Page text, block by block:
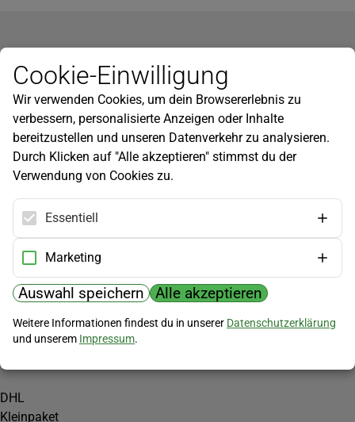
Newsletter
Infos zu neuen Produkten, Gartentipps und mehr findest du in
unserem Newsletter!
Jetzt anmelden
Hilfe
Kundenservice
Widerrufsbelehrung
Versandkosten
Zahlungsmöglichkeiten
PayPal
Vorkasse
Versand
DHL
Kleinpaket
Cookie-Einwilligung
Wir verwenden Cookies, um dein Browsererlebnis zu
verbessern, personalisierte Anzeigen oder Inhalte
bereitzustellen und unseren Datenverkehr zu analysieren.
Durch Klicken auf "Alle akzeptieren" stimmst du der
Verwendung von Cookies zu.
Essentiell
Marketing
Auswahl speichern Alle akzeptieren
Weitere Informationen findest du in unserer Datenschutzerklärung
und unserem Impressum.